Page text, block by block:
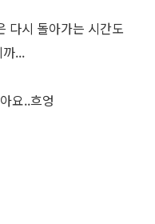
다시 돌아가는 시간도
...
요..흐엉